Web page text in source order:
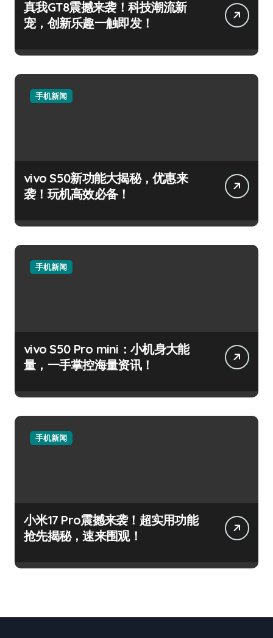
真我GT8震撼来袭！科技潮流新
宠，创新乐趣一触即发！
手机新闻
vivo S50新功能大揭秘，优惠来
袭！玩机高效必备！
手机新闻
vivo S50 Pro mini：小机身大能
量，一手掌控海量资讯！
手机新闻
小米17 Pro震撼来袭！超实用功能
抢先揭秘，速来围观！